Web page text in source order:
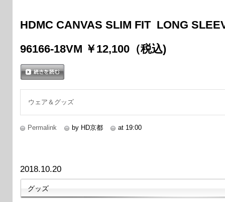
HDMC CANVAS SLIM FIT LONG
96166-18VM ￥12,100（税込)
ウェア＆グッズ
Permalink by HD京都 at 19:00
2018.10.20
グッズ